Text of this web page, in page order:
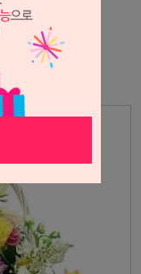
질 수 있으니